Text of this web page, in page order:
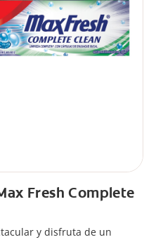
Fresh Complete
y disfruta de un